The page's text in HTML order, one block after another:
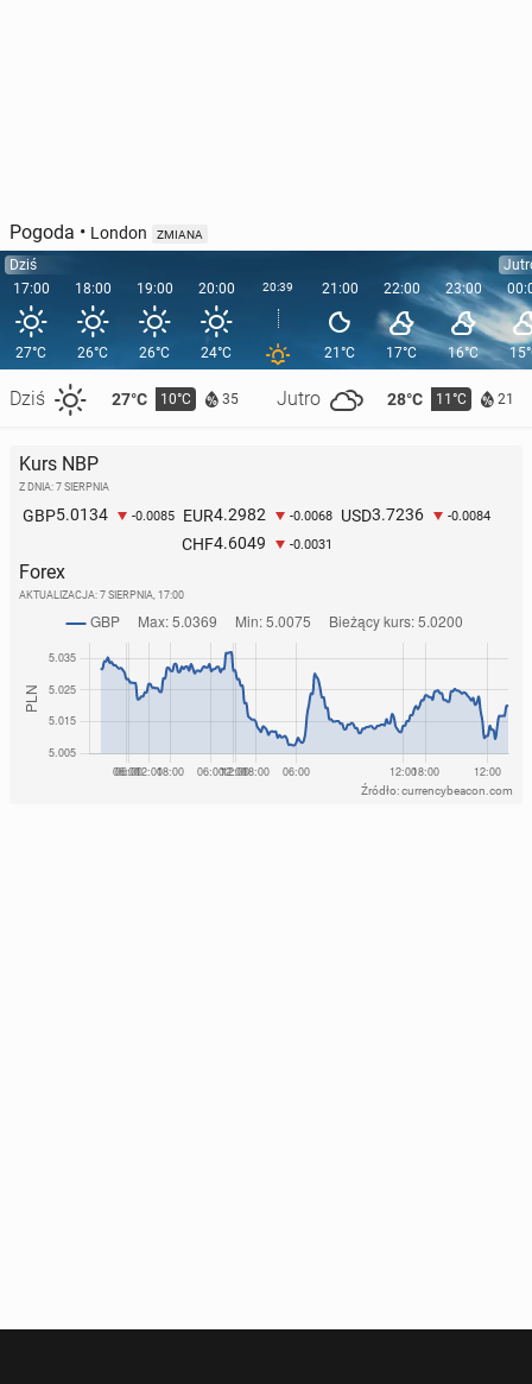
Pogoda • London ZMIANA
Dziś
17:00
27°C
Dziś 27°C 10°C 35 Jutro 28°C 11°C 21
18:00
26°C
19:00
26°C
20:00
24°C
20:39 21:00
21°C
22:00
17°C
23:00
16°C
Kurs NBP
Z DNIA: 7 SIERPNIA
GBP5.0134 -0.0085 EUR4.2982 -0.0068 USD3.7236 -0.0084
CHF4.6049 -0.0031
Forex
AKTUALIZACJA: 7 SIERPNIA, 17:00
Źródło: currencybeacon.com